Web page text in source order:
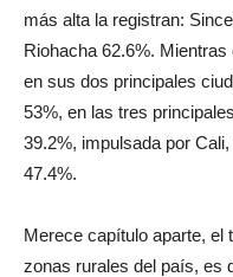
más alta la registran:
Riohacha 62.6%.
en sus dos principales
53%, en las tres
39.2%, impulsada por
47.4%.
Merece capítulo aparte, el
zonas rurales del país, es